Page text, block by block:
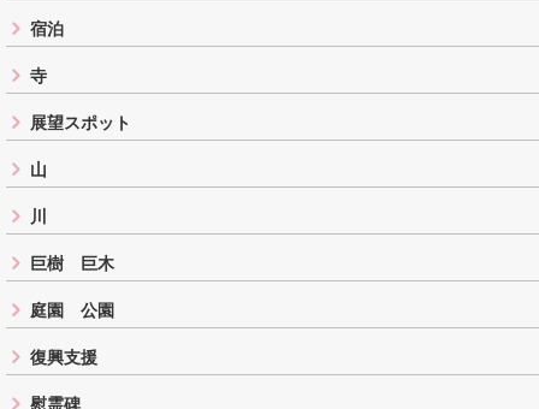
宿泊
寺
展望スポット
山
川
巨樹 巨木
庭園 公園
復興支援
慰霊碑